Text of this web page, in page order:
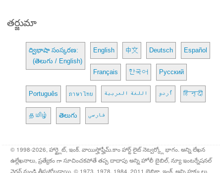
తర్జుమా
ద్విభాషా సంస్కరణ:
(తెలుగు / English)
English 中文 Deutsch Español
Français 한국어 Русский
Português ภาษาไทย اللغة العربية اُردو हिन्दी
தமிழ் తెలుగు فارسی
© 1998-2026, హార్ట్లైట్, ఇంక్. వాయిస్హోఫ్హీమ్.కాం హార్ట్ లైట్ నెట్వర్క్లో భాగం. అన్ని లేఖన
ఉల్లేఖనాలు, ప్రత్యేకం గా సూచించకపోతే తప్ప దాదాపు అన్ని హోలీ బైబిల్, న్యూ ఇంటర్నేషనల్
వెర్షన్ నుండి తీసుకోబడ్డాయి. © 1973, 1978, 1984, 2011 బైబ్లికా, ఇంక్. అన్ని హక్కులు